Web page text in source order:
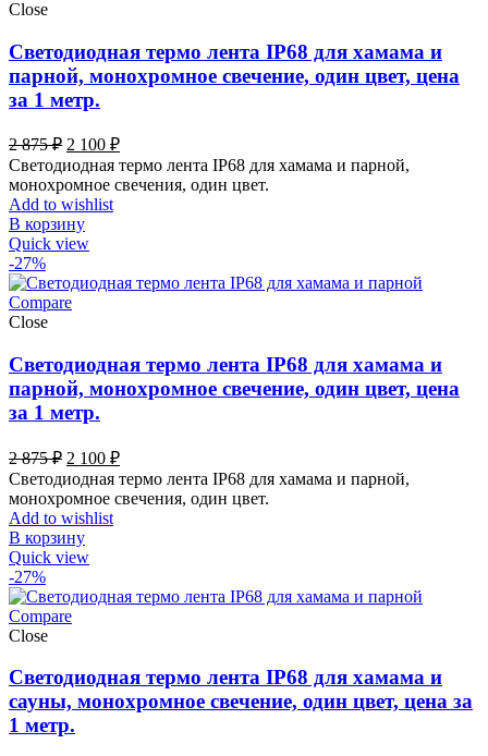
Close
Светодиодная термо лента IP68 для хамама и
парной, монохромное свечение, один цвет, цена
за 1 метр.
2 875₽ Первоначальная
цена
составляла
2
875 ₽.
2 100 ₽Текущая
цена:
2
Светодиодная термо лента IP68 для хамама и парной,
монохромное свечения, один цвет.
Add to wishlist
В корзину
Quick view
-27%
Compare
Close
Светодиодная термо лента IP68 для хамама и
парной, монохромное свечение, один цвет, цена
за 1 метр.
2 875₽ Первоначальная
цена
составляла
2
875 ₽.
2 100 ₽Текущая
цена:
2
Светодиодная термо лента IP68 для хамама и парной,
монохромное свечения, один цвет.
Add to wishlist
В корзину
Quick view
-27%
Compare
Close
Светодиодная термо лента IP68 для хамама и
сауны, монохромное свечение, один цвет, цена за
1 метр.